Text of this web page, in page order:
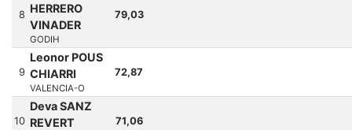
8 HERRERO
VINADER
GODIH
79,03
9
Leonor POUS
CHIARRI
VALENCIA-O
72,87
10
Deva SANZ
REVERT
71,06